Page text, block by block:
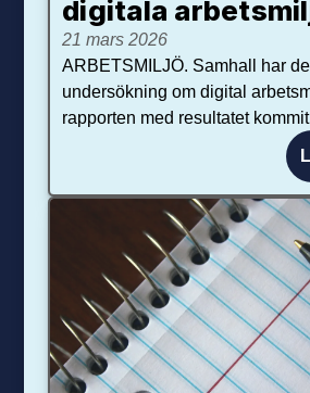
digitala
21 mars 2026
ARBETSMILJÖ. Samhall har
undersökning om digital
rapporten med resultatet